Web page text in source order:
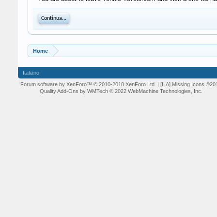
Continua...
Home
Italiano
Forum software by XenForo™ © 2010-2018 XenForo Ltd. | [HA] Missing Icons
Quality Add-Ons by WMTech © 2022 WebMachine Technologies, Inc.